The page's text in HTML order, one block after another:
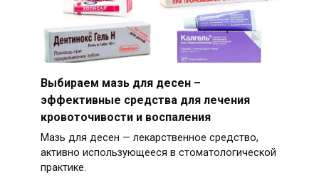
Выбираем мазь для десен –
эффективные средства для лечения
кровоточивости и воспаления
Мазь для десен — лекарственное средство,
активно использующееся в стоматологической
практике.